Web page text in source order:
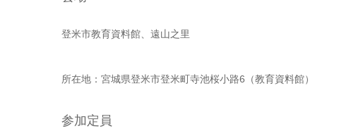
登米市教育資料館、遠山之里
所在地：宮城県登米市登米町寺池桜小路6（教育資料館）
参加定員